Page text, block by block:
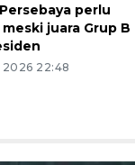
perlu
juara Grup B
2026 22:48